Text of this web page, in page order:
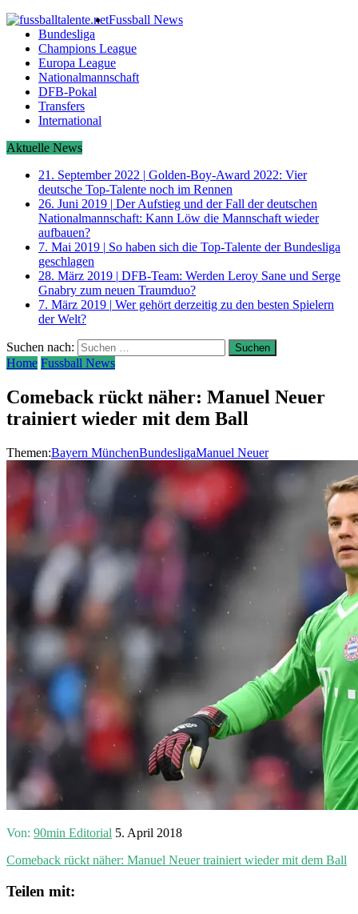
Fussball News
Bundesliga
Champions League
Europa League
Nationalmannschaft
DFB-Pokal
Transfers
International
Aktuelle News
21. September 2022 | Golden-Boy-Award 2022: Vier
deutsche Top-Talente noch im Rennen
26. Juni 2019 | Der Aufstieg und der Fall der deutschen
Nationalmannschaft: Kann Löw die Mannschaft wieder
aufbauen?
7. Mai 2019 | So haben sich die Top-Talente der Bundesliga
geschlagen
28. März 2019 | DFB-Team: Werden Leroy Sane und Serge
Gnabry zum neuen Traumduo?
7. März 2019 | Wer gehört derzeitig zu den besten Spielern
der Welt?
Suchen nach:
Home Fussball News
Comeback rückt näher: Manuel Neuer
trainiert wieder mit dem Ball
Themen:Bayern MünchenBundesligaManuel Neuer
Von: 90min Editorial 5. April 2018
Comeback rückt näher: Manuel Neuer trainiert wieder mit dem Ball
Teilen mit: